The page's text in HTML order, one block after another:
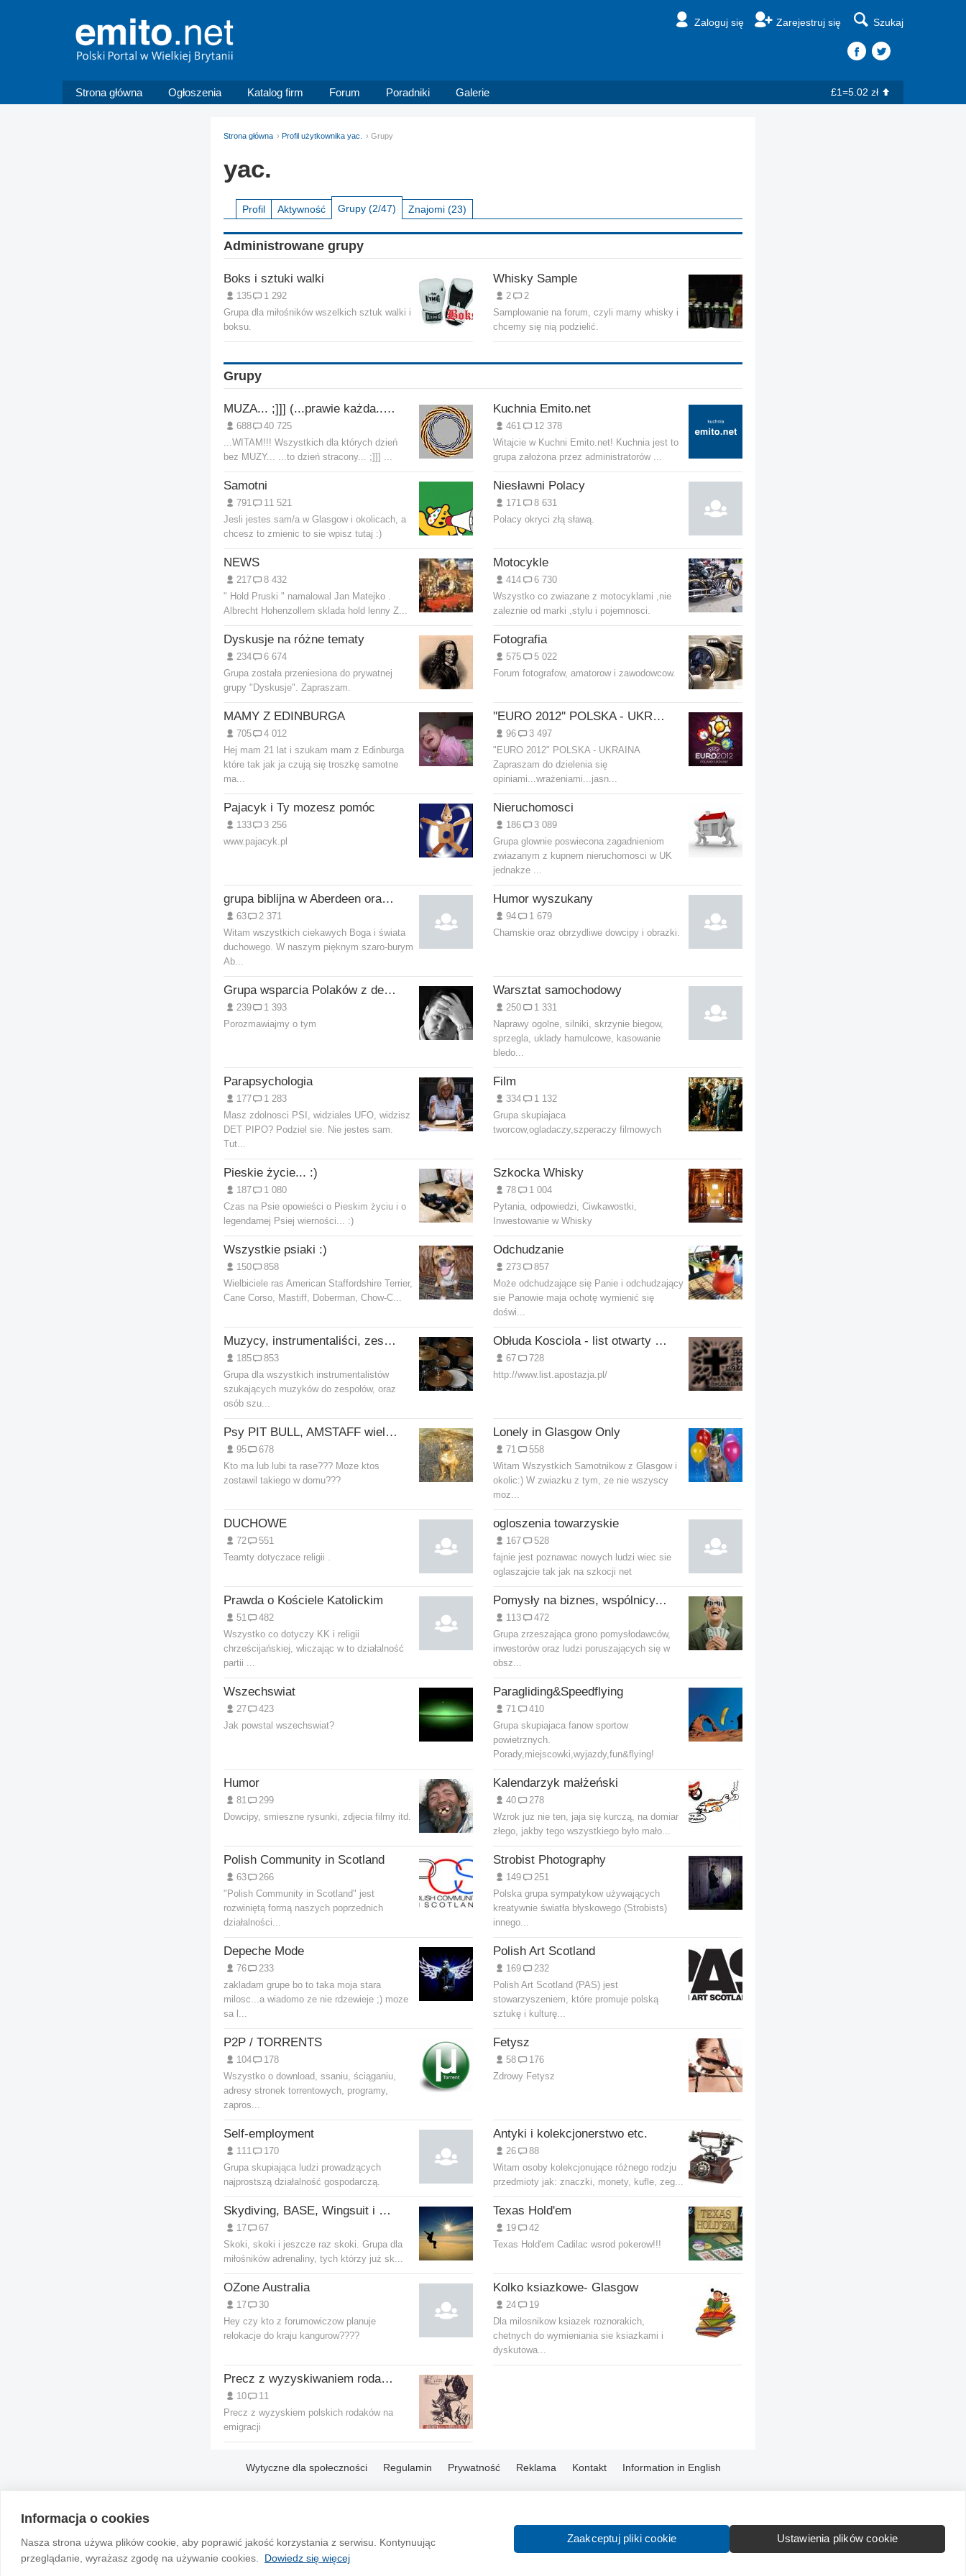
Informacja o cookies
Nasza strona używa plików cookie, aby poprawić jakość korzystania z serwisu. Kontynuując
przeglądanie, wyrażasz zgodę na używanie cookies.
Dowiedz się więcej
Zaakceptuj pliki cookie Ustawienia plików cookie
Zaloguj się Zarejestruj się Szukaj
Strona główna Ogłoszenia Katalog firm Forum Poradniki Galerie £1=5.02 zł
Strona główna Profil użytkownika yac. Grupy
yac.
Profil Aktywność Grupy (2/47) Znajomi (23)
Administrowane grupy
Boks i sztuki walki
135
1 292
Grupa dla miłośników wszelkich sztuk walki i
boksu.
Whisky Sample
2
2
Samplowanie na forum, czyli mamy whisky i
chcemy się nią podzielić.
Grupy
MUZA... ;]]] (...prawie każda... ;ppp)
688
40 725
...WITAM!!! Wszystkich dla których dzień
bez MUZY... ...to dzień stracony... ;]]] ...
Kuchnia Emito.net
461
12 378
Witajcie w Kuchni Emito.net! Kuchnia jest to
grupa założona przez administratorów ...
Samotni
791
11 521
Jesli jestes sam/a w Glasgow i okolicach, a
chcesz to zmienic to sie wpisz tutaj :)
Niesławni Polacy
171
8 631
Polacy okryci złą sławą.
NEWS
217
8 432
" Hold Pruski " namalowal Jan Matejko .
Albrecht Hohenzollern sklada hold lenny Z...
Motocykle
414
6 730
Wszystko co zwiazane z motocyklami ,nie
zaleznie od marki ,stylu i pojemnosci.
Dyskusje na różne tematy
234
6 674
Grupa została przeniesiona do prywatnej
grupy "Dyskusje". Zapraszam.
Fotografia
575
5 022
Forum fotografow, amatorow i zawodowcow.
MAMY Z EDINBURGA
705
4 012
Hej mam 21 lat i szukam mam z Edinburga
które tak jak ja czują się troszkę samotne
ma...
''EURO 2012'' POLSKA - UKRAINA
96
3 497
"EURO 2012" POLSKA - UKRAINA
Zapraszam do dzielenia się
opiniami...wrażeniami...jasn...
Pajacyk i Ty mozesz pomóc
133
3 256
www.pajacyk.pl
Nieruchomosci
186
3 089
Grupa glownie poswiecona zagadnieniom
zwiazanym z kupnem nieruchomosci w UK
jednakze ...
grupa biblijna w Aberdeen oraz on-line
63
2 371
Witam wszystkich ciekawych Boga i świata
duchowego. W naszym pięknym szaro-burym
Ab...
Humor wyszukany
94
1 679
Chamskie oraz obrzydliwe dowcipy i obrazki.
Grupa wsparcia Polaków z depresja
239
1 393
Porozmawiajmy o tym
Warsztat samochodowy
250
1 331
Naprawy ogolne, silniki, skrzynie biegow,
sprzegla, uklady hamulcowe, kasowanie
bledo...
Parapsychologia
177
1 283
Masz zdolnosci PSI, widziales UFO, widzisz
DET PIPO? Podziel sie. Nie jestes sam.
Tut...
Film
334
1 132
Grupa skupiajaca
tworcow,ogladaczy,szperaczy filmowych
Pieskie życie... :)
187
1 080
Czas na Psie opowieści o Pieskim życiu i o
legendarnej Psiej wierności... :)
Szkocka Whisky
78
1 004
Pytania, odpowiedzi, Ciwkawostki,
Inwestowanie w Whisky
Wszystkie psiaki :)
150
858
Wielbiciele ras American Staffordshire Terrier,
Cane Corso, Mastiff, Doberman, Chow-C...
Odchudzanie
273
857
Może odchudzające się Panie i odchudzający
sie Panowie maja ochotę wymienić się
doświ...
Muzycy, instrumentaliści, zespoły muzyczne
185
853
Grupa dla wszystkich instrumentalistów
szukających muzyków do zespołów, oraz
osób szu...
Obłuda Kosciola - list otwarty do Benedykta XVI
67
728
http://www.list.apostazja.pl/
Psy PIT BULL, AMSTAFF wielbicie tych ras;-)
95
678
Kto ma lub lubi ta rase??? Moze ktos
zostawil takiego w domu???
Lonely in Glasgow Only
71
558
Witam Wszystkich Samotnikow z Glasgow i
okolic:) W zwiazku z tym, ze nie wszyscy
moz...
DUCHOWE
72
551
Teamty dotyczace religii .
ogloszenia towarzyskie
167
528
fajnie jest poznawac nowych ludzi wiec sie
oglaszajcie tak jak na szkocji net
Prawda o Kościele Katolickim
51
482
Wszystko co dotyczy KK i religii
chrześcijańskiej, wliczając w to działalność
partii ...
Pomysły na biznes, wspólnicy, inwestorzy
113
472
Grupa zrzeszająca grono pomysłodawców,
inwestorów oraz ludzi poruszających się w
obsz...
Wszechswiat
27
423
Jak powstal wszechswiat?
Paragliding&Speedflying
71
410
Grupa skupiajaca fanow sportow
powietrznych.
Porady,miejscowki,wyjazdy,fun&flying!
Humor
81
299
Dowcipy, smieszne rysunki, zdjecia filmy itd.
Kalendarzyk małżeński
40
278
Wzrok juz nie ten, jaja się kurczą, na domiar
złego, jakby tego wszystkiego było mało...
Polish Community in Scotland
63
266
"Polish Community in Scotland" jest
rozwiniętą formą naszych poprzednich
działalności...
Strobist Photography
149
251
Polska grupa sympatykow używających
kreatywnie światła błyskowego (Strobists)
innego...
Depeche Mode
76
233
zakladam grupe bo to taka moja stara
milosc...a wiadomo ze nie rdzewieje ;) moze
sa l...
Polish Art Scotland
169
232
Polish Art Scotland (PAS) jest
stowarzyszeniem, które promuje polską
sztukę i kulturę...
P2P / TORRENTS
104
178
Wszystko o download, ssaniu, ściąganiu,
adresy stronek torrentowych, programy,
zapros...
Fetysz
58
176
Zdrowy Fetysz
Self-employment
111
170
Grupa skupiająca ludzi prowadzących
najprostszą działalność gospodarczą.
Antyki i kolekcjonerstwo etc.
26
88
Witam osoby kolekcjonujące różnego rodzju
przedmioty jak: znaczki, monety, kufle, zeg...
Skydiving, BASE, Wingsuit i Speed-BASE
17
67
Skoki, skoki i jeszcze raz skoki. Grupa dla
miłośników adrenaliny, tych którzy już sk...
Texas Hold'em
19
42
Texas Hold'em Cadilac wsrod pokerow!!!
OZone Australia
17
30
Hey czy kto z forumowiczow planuje
relokacje do kraju kangurow????
Kolko ksiazkowe- Glasgow
24
19
Dla milosnikow ksiazek roznorakich,
chetnych do wymieniania sie ksiazkami i
dyskutowa...
Precz z wyzyskiwaniem rodaków
10
11
Precz z wyzyskiem polskich rodaków na
emigracji
Wytyczne dla społeczności Regulamin Prywatność Reklama Kontakt Information in English